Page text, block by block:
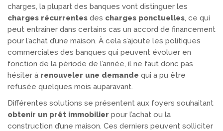
charges, la plupart des banques vont distinguer les
charges récurrentes des charges ponctuelles, ce qui
peut entraîner dans certains cas un accord de financement
pour l’achat d’une maison. À cela s’ajoute les politiques
commerciales des banques qui peuvent évoluer en
fonction de la période de l’année, il ne faut donc pas
hésiter à renouveler une demande qui a pu être
refusée quelques mois auparavant.
Différentes solutions se présentent aux foyers souhaitant
obtenir un prêt immobilier pour l’achat ou la
construction d’une maison. Ces derniers peuvent solliciter